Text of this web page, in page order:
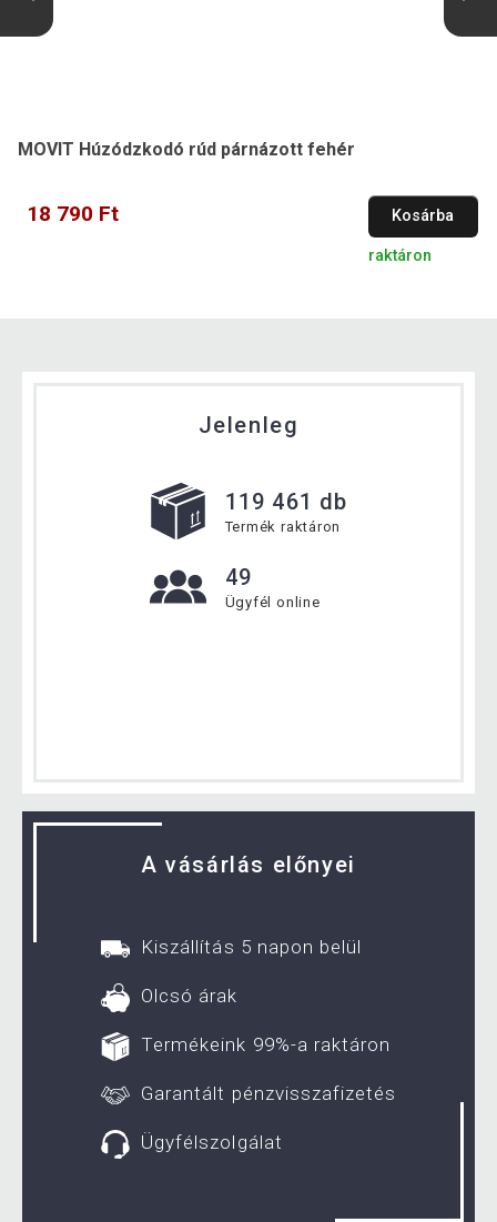
MOVIT Húzódzkodó rúd párnázott fehér
18 790 Ft Kosárba
raktáron
Jelenleg
119 461 db
Termék raktáron
49
Ügyfél online
A vásárlás előnyei
Kiszállítás 5 napon belül
Olcsó árak
Termékeink 99%-a raktáron
Garantált pénzvisszafizetés
Ügyfélszolgálat